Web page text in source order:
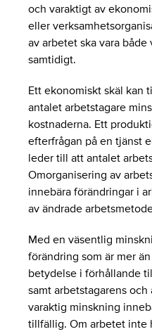
och varaktigt av
eller
av arbetet ska vara
samtidigt.
Ett ekonomiskt skäl kan
antalet arbetstagare
kostnaderna. Ett
efterfrågan på en tjänst
leder till att antalet
Omorganisering av
innebära förändringar i
av ändrade
Med en väsentlig
förändring som är mer
betydelse i förhållande
samt arbetstagarens
varaktig minskning
tillfällig. Om arbetet inte